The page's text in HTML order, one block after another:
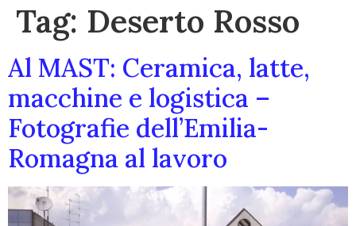
Tag: Deserto Rosso
Al MAST: Ceramica, latte,
macchine e logistica –
Fotografie dell’Emilia-
Romagna al lavoro